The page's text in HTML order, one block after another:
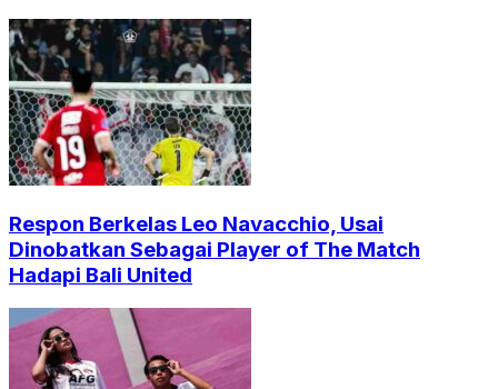
Respon Berkelas Leo Navacchio, Usai
Dinobatkan Sebagai Player of The Match
Hadapi Bali United